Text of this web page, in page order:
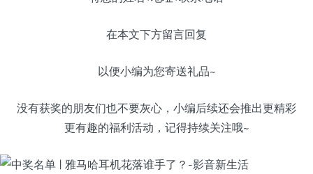
在本文下方留言回复
以便小编为您寄送礼品~
没有获奖的朋友们也不要灰心，小编后续还会推出更精彩
更有趣的福利活动，记得持续关注哦~